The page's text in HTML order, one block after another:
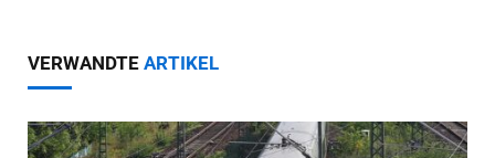
VERWANDTE ARTIKEL